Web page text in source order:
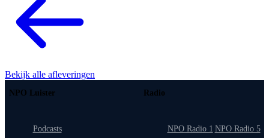
Bekijk alle afleveringen
NPO Luister
Podcasts
Radio
NPO Radio 1 NPO Radio 5